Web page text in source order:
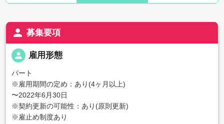
person 募集要項
person 雇用形態
パート
※雇用期間の定め：あり(4ヶ月以上)
〜2022年6月30日
※契約更新の可能性：あり(原則更新)
※雇止め制度あり